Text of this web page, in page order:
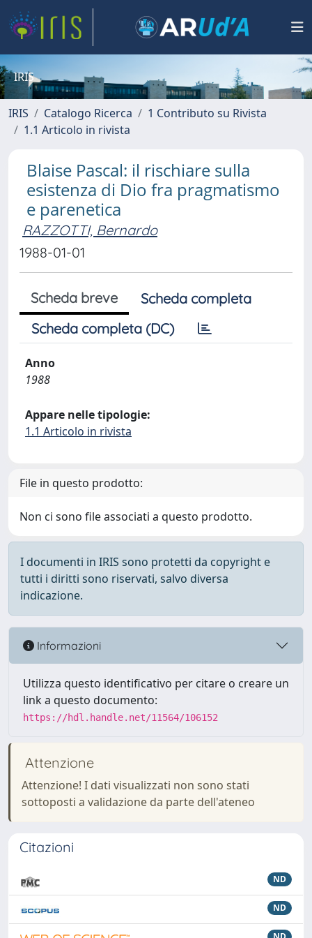
IRIS
IRIS Catalogo Ricerca
1 Contributo su Rivista
1.1 Articolo in rivista
Blaise Pascal: il rischiare sulla
esistenza di Dio fra pragmatismo
e parenetica
RAZZOTTI, Bernardo
1988-01-01
Scheda breve
Scheda completa
Scheda completa (DC)
Anno
1988
Appare nelle tipologie:
1.1 Articolo in rivista
File in questo prodotto:
Non ci sono file associati a questo prodotto.
I documenti in IRIS sono protetti da copyright e
tutti i diritti sono riservati, salvo diversa
indicazione.
Informazioni
Utilizza questo identificativo per citare o creare un
link a questo documento:
https://hdl.handle.net/11564/106152
Attenzione
Attenzione! I dati visualizzati non sono stati
sottoposti a validazione da parte dell'ateneo
Citazioni
ND
ND